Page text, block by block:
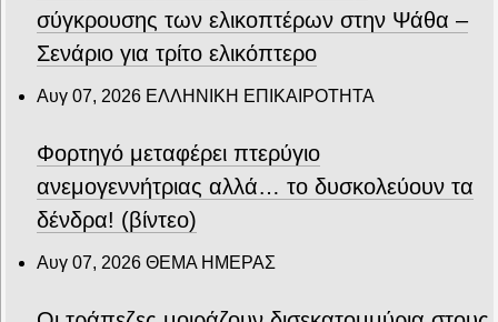
σύγκρουσης των ελικοπτέρων στην Ψάθα –
Σενάριο για τρίτο ελικόπτερο
Αυγ 07, 2026 ΕΛΛΗΝΙΚΗ ΕΠΙΚΑΙΡΟΤΗΤΑ
Φορτηγό μεταφέρει πτερύγιο
ανεμογεννήτριας αλλά… το δυσκολεύουν τα
δένδρα! (βίντεο)
Αυγ 07, 2026 ΘΕΜΑ ΗΜΕΡΑΣ